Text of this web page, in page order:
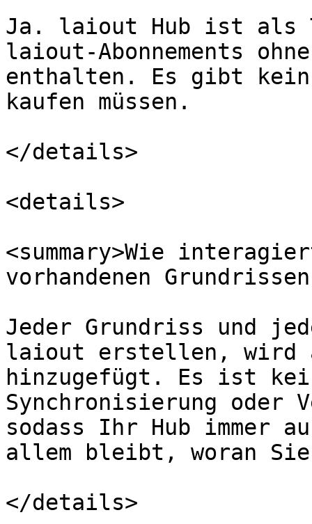
Ja. laiout Hub ist als
laiout-Abonnements
enthalten. Es gibt kein
kaufen müssen.
</details>
<details>
<summary>Wie
vorhandenen
Jeder Grundriss und
laiout erstellen, wird
hinzugefügt. Es ist
Synchronisierung oder
sodass Ihr Hub immer
allem bleibt, woran
</details>